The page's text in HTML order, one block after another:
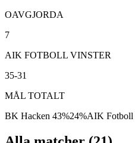
OAVGJORDA
7
AIK FOTBOLL VINSTER
35-31
MÅL TOTALT
BK Hacken 43%24%AIK Fotboll